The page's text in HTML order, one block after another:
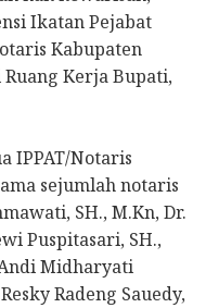
Ikatan Pejabat
Kabupaten
Kerja Bupati,
IPPAT/Notaris
sejumlah notaris
SH., M.Kn, Dr.
Puspitasari, SH.,
Midharyati
Radeng Sauedy,